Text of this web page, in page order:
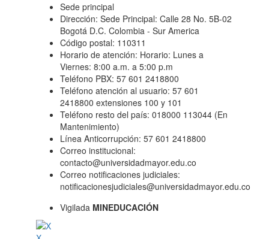
Sede principal
Dirección: Sede Principal: Calle 28 No. 5B-02
Bogotá D.C. Colombia - Sur America
Código postal: 110311
Horario de atención: Horario: Lunes a
Viernes: 8:00 a.m. a 5:00 p.m
Teléfono PBX: 57 601 2418800
Teléfono atención al usuario: 57 601
2418800 extensiones 100 y 101
Teléfono resto del país: 018000 113044 (En
Mantenimiento)
Línea Anticorrupción: 57 601 2418800
Correo institucional:
contacto@universidadmayor.edu.co
Correo notificaciones judiciales:
notificacionesjudiciales@universidadmayor.edu.co
Vigilada MINEDUCACIÓN